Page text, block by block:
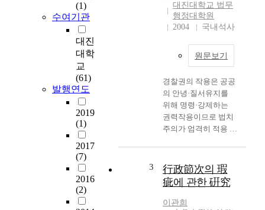
(1)
수여기관
대진
대학
교
(61)
발행연도
2019
(1)
2017
(7)
2016
(2)
대진대학교 법무
행정대학원
2004
국내석사
원문보기
경찰권의 작용은 공공
의 안녕·질서유지를
위해 명령·강제하는
권력작용이므로 법치
주의가 엄격히 적용 될
성·다양성 등 경찰작
용의 성질상 경찰기관
에 포괄적인 재량권을
부여하는 경우가 많다.
3
行政節次의 瑕
疵에 관한 硏究
이관희